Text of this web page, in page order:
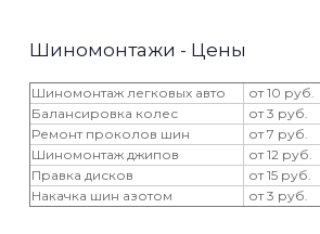
Шиномонтажи - Цены
Шиномонтаж легковых авто
от 10 руб.
Балансировка колес
от 3 руб.
Ремонт проколов шин
от 7 руб.
Шиномонтаж джипов
от 12 руб.
Правка дисков
от 15 руб.
Накачка шин азотом
от 3 руб.